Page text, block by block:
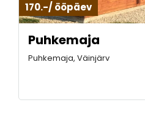
170.-/ ööpäev
Puhkemaja
Puhkemaja, Väinjärv